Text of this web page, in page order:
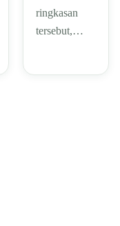
ringkasan
tersebut,…